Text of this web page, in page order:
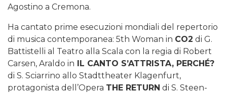
Agostino a Cremona.
Ha cantato prime esecuzioni mondiali del repertorio
di musica contemporanea: 5th Woman in CO2 di G.
Battistelli al Teatro alla Scala con la regia di Robert
Carsen, Araldo in IL CANTO S’ATTRISTA, PERCHÉ?
di S. Sciarrino allo Stadttheater Klagenfurt,
protagonista dell’Opera THE RETURN di S. Steen-